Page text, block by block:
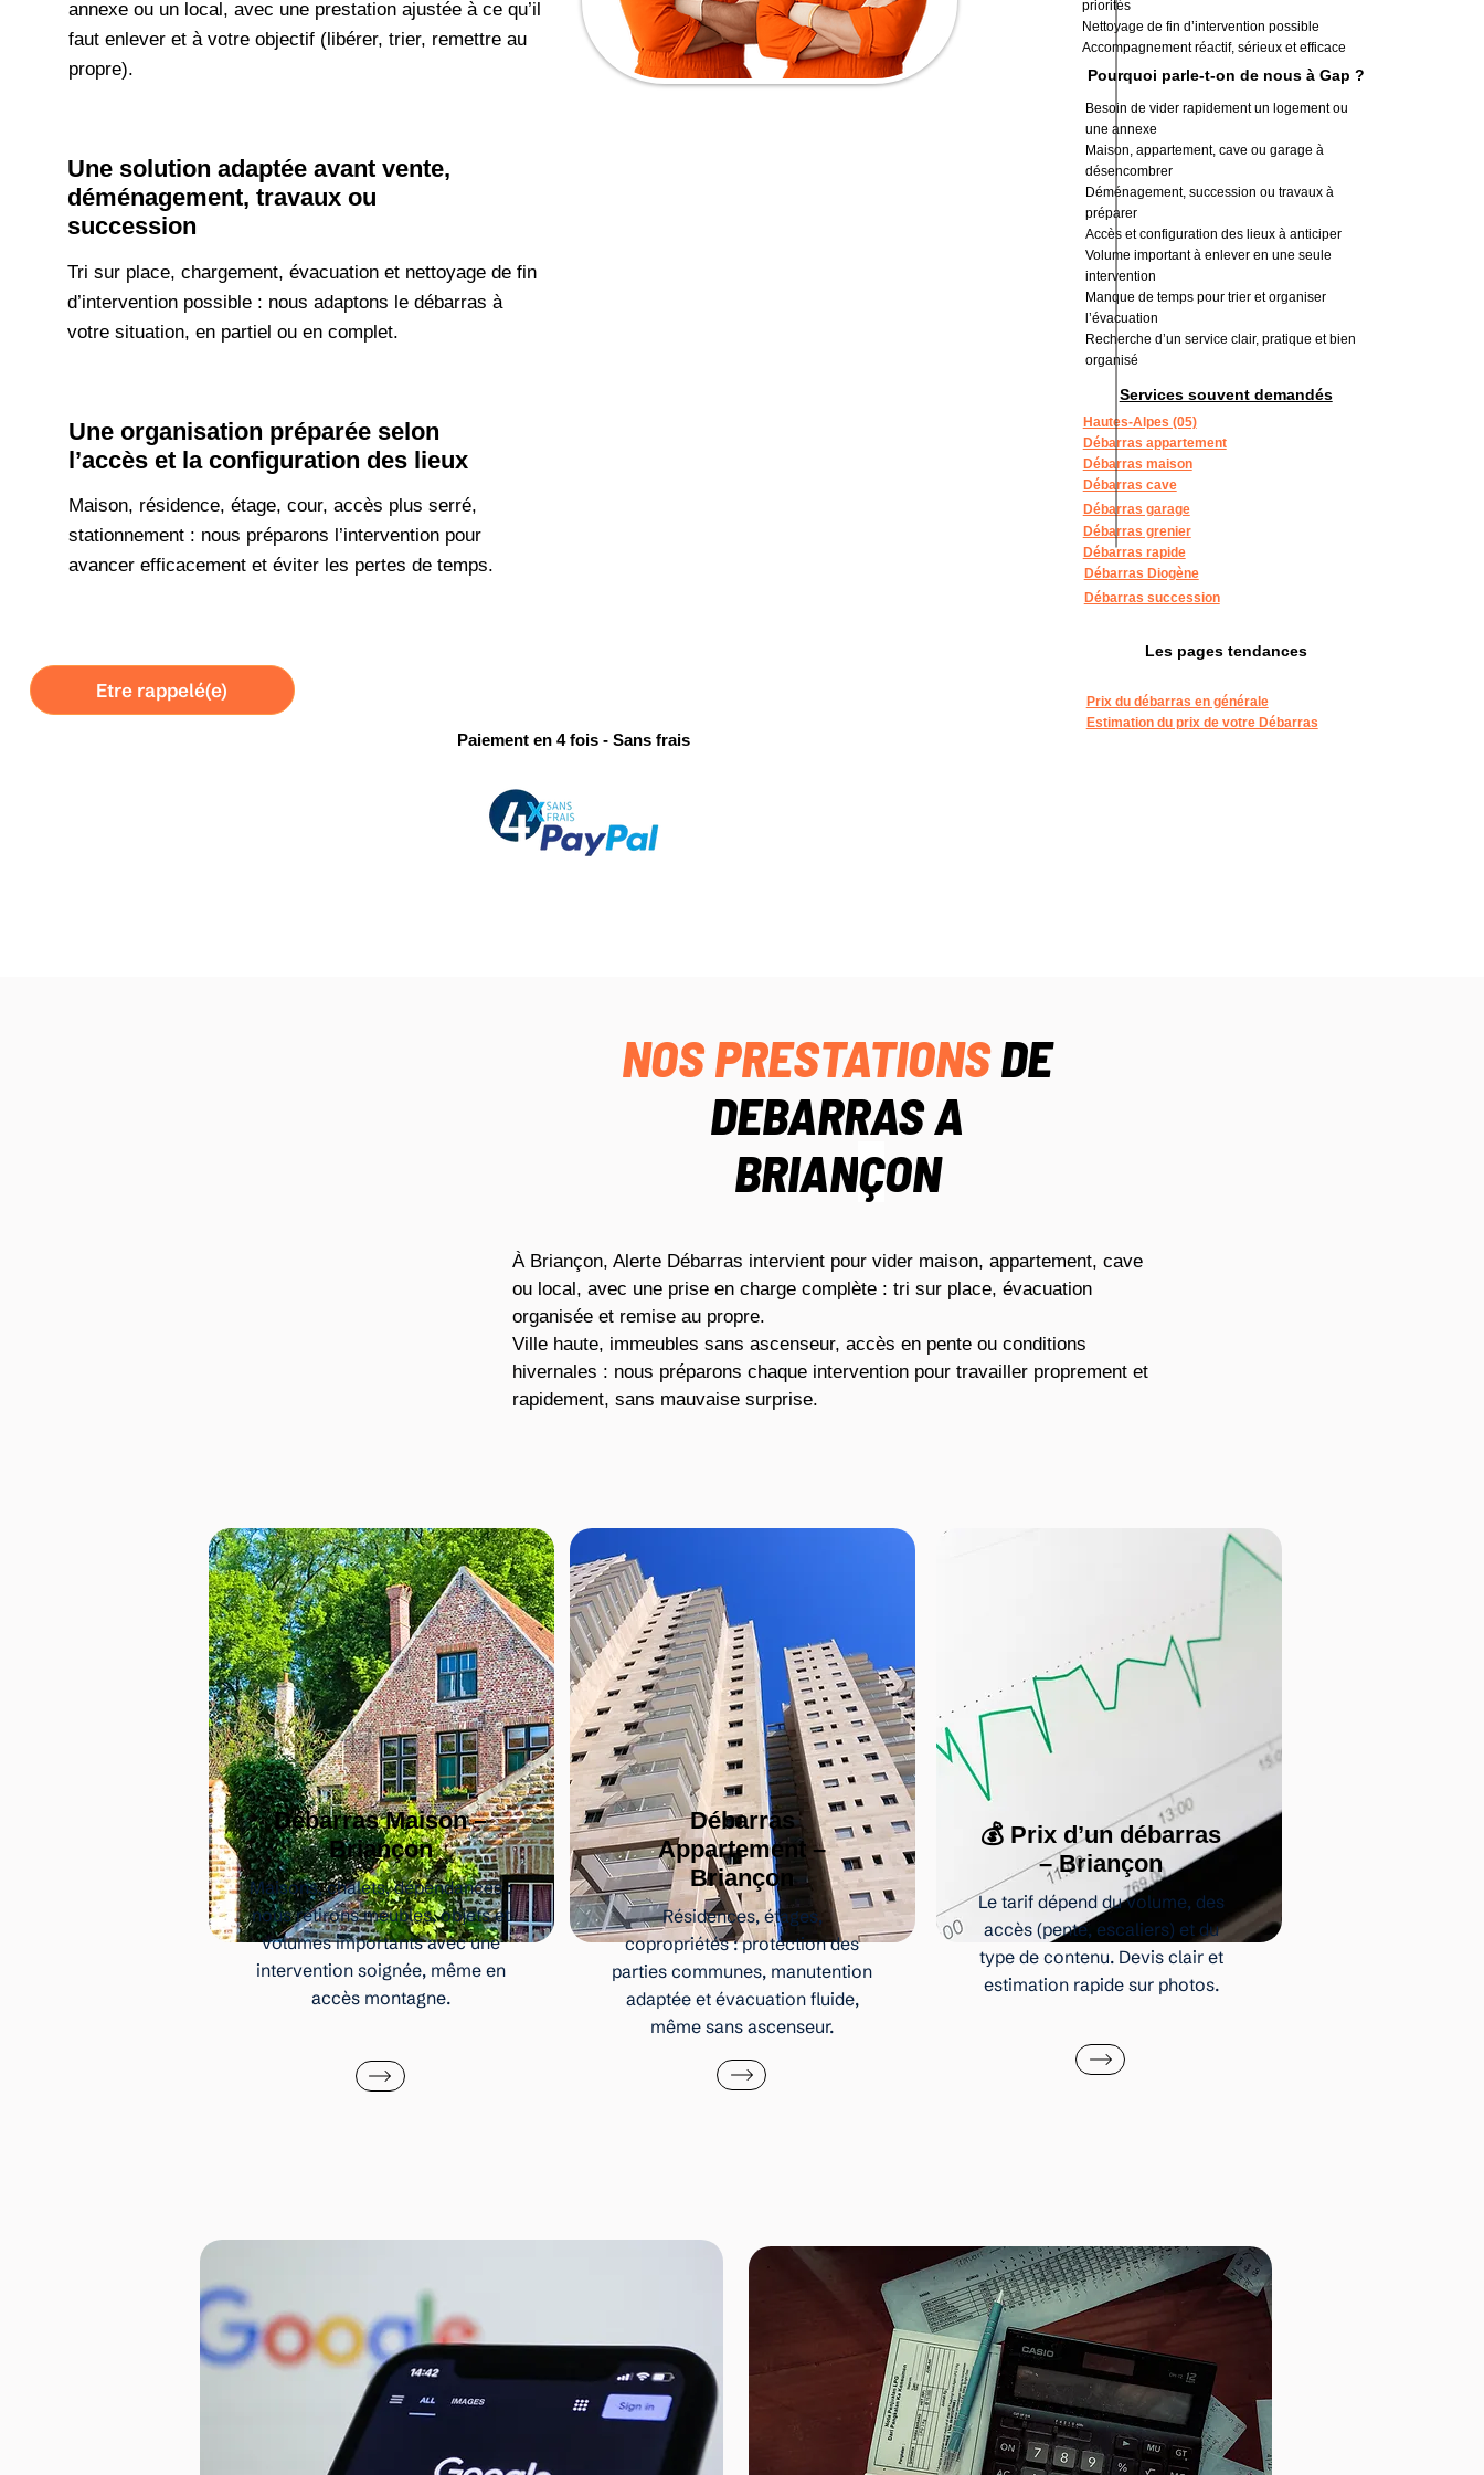
annexe ou un local, avec une prestation ajustée à ce qu’il
faut enlever et à votre objectif (libérer, trier, remettre au
propre).
Une solution adaptée avant vente,
déménagement, travaux ou
succession
Tri sur place, chargement, évacuation et nettoyage de fin
d’intervention possible : nous adaptons le débarras à
votre situation, en partiel ou en complet.
Une organisation préparée selon
l’accès et la configuration des lieux
Maison, résidence, étage, cour, accès plus serré,
stationnement : nous préparons l’intervention pour
avancer efficacement et éviter les pertes de temps.
Etre rappelé(e)
Paiement en 4 fois - Sans frais
priorités
Nettoyage de fin d’intervention possible
Accompagnement réactif, sérieux et efficace
Pourquoi parle-t-on de nous à Gap ?
Besoin de vider rapidement un logement ou
une annexe
Maison, appartement, cave ou garage à
désencombrer
Déménagement, succession ou travaux à
préparer
Accès et configuration des lieux à anticiper
Volume important à enlever en une seule
intervention
Manque de temps pour trier et organiser
l’évacuation
Recherche d’un service clair, pratique et bien
organisé
Services souvent demandés
Hautes-Alpes (05)
Débarras appartement
Débarras maison
Débarras cave
Débarras garage
Débarras grenier
Débarras rapide
Débarras Diogène
Débarras succession
Les pages tendances
Prix du débarras en générale
Estimation du prix de votre Débarras
NOS PRESTATIONSDE
DEBARRAS A
BRIANÇON
À Briançon, Alerte Débarras intervient pour vider maison, appartement, cave
ou local, avec une prise en charge complète : tri sur place, évacuation
organisée et remise au propre.
Ville haute, immeubles sans ascenseur, accès en pente ou conditions
hivernales : nous préparons chaque intervention pour travailler proprement et
rapidement, sans mauvaise surprise.
Débarras Maison –
Briançon
Maisons, chalets, dépendances :
nous retirons meubles, objets et
volumes importants avec une
intervention soignée, même en
accès montagne.
Débarras
Appartement –
Briançon
Résidences, étages,
copropriétés : protection des
parties communes, manutention
adaptée et évacuation fluide,
même sans ascenseur.
💰 Prix d’un débarras
– Briançon
Le tarif dépend du volume, des
accès (pente, escaliers) et du
type de contenu. Devis clair et
estimation rapide sur photos.